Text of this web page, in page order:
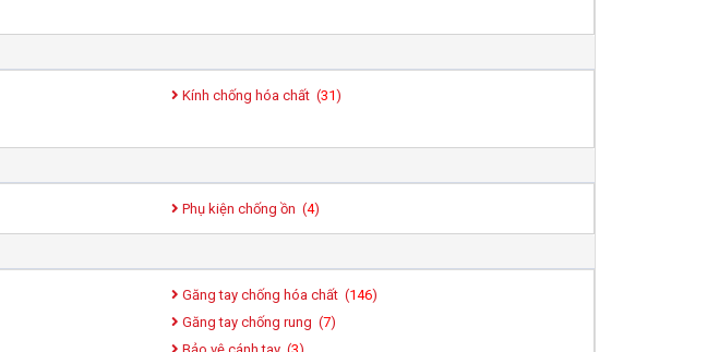
Kính chống hóa chất (31)
Phụ kiện chống ồn (4)
Găng tay chống hóa chất (146)
Găng tay chống rung (7)